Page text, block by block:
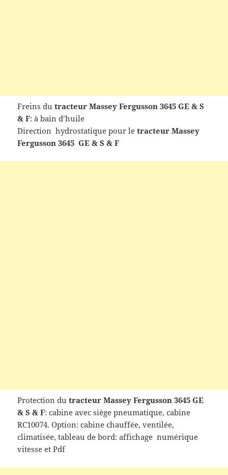
Freins dutracteur Massey Fergusson 3645 GE & S
& F: à bain d’huile
Direction hydrostatique pour le tracteur Massey
Fergusson 3645 GE & S & F
Protection du tracteur Massey Fergusson 3645 GE
& S & F: cabine avec siège pneumatique, cabine
RC10074. Option: cabine chauffée, ventilée,
climatisée, tableau de bord: affichage numérique
vitesse et Pdf